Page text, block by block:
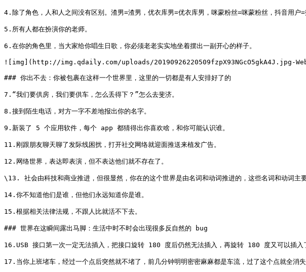
4.除了角色，人和人之间没有区别。渣男=渣男，优衣库男=优衣库男，咪蒙粉丝=咪蒙粉丝，抖音用户=
5.所有人都在扮演你的老师。
6.在你的角色里，当大家给你唱生日歌，你必须老老实实地坐着摆出一副开心的样子。
![img](http://img.qdaily.com/uploads/20190926220509fzpX93NGcO5gkA4J.jpg-
### 你出不去：你被包裹在这样一个世界里，这里的一切都是有人安排好了的
7.“我们要供房，我们要供车，怎么丢得下？”怎么去斐济。
8.接到陌生电话，对方一字不差地报出你的名字。
9.新装了 5 个应用软件，每个 app 都猜得出你喜欢啥，和你可能认识谁。
11.刚跟朋友聊天聊了发际线困扰，打开社交网络就迎面推送来植发广告。
12.网络世界，表达即表演，但不表达他们就不存在了。
\13. 社会由科技和商业推进，但很显然，你在的这个世界是由名词和动词推进的，这些名词和动词主要
14.你不知道他们是谁，但他们永远知道你是谁。
15.根据相关法律法规，不跟人比就活不下去。
### 世界在这瞬间露出马脚：生活中时不时会出现很多反自然的 bug
16.USB 接口第一次一定无法插入，把接口旋转 180 度后仍然无法插入，再旋转 180 度又可以插入
17.当你上班堵车，经过一个点后突然就不堵了，前几分钟明明密密麻麻都是车流，过了这个点就全消